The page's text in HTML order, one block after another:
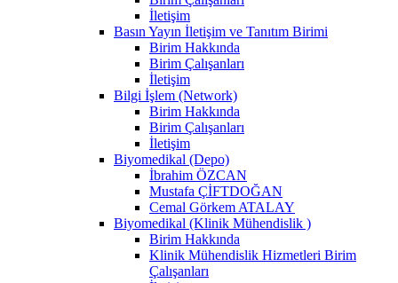
İletişim
Basın Yayın İletişim ve Tanıtım Birimi
Birim Hakkında
Birim Çalışanları
İletişim
Bilgi İşlem (Network)
Birim Hakkında
Birim Çalışanları
İletişim
Biyomedikal (Depo)
İbrahim ÖZCAN
Mustafa ÇİFTDOĞAN
Cemal Görkem ATALAY
Biyomedikal (Klinik Mühendislik )
Birim Hakkında
Klinik Mühendislik Hizmetleri Birim
Çalışanları